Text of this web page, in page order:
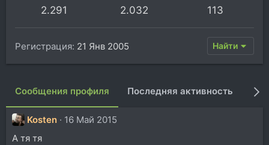
2.291 2.032 113
Регистрация 21 Янв 2005 Найти
Сообщения профиля Последняя активность
Kosten
16 Май 2015
А тя тя